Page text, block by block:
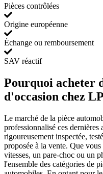
Pièces contrôlées
Origine européenne
Échange ou remboursement
SAV réactif
Pourquoi acheter
d'occasion chez
Le marché de la pièce
professionnalisé ces
rigoureusement inspectée,
proposée à la vente. Que
vitesses, un pare-choc ou un
l'ensemble des catégories de